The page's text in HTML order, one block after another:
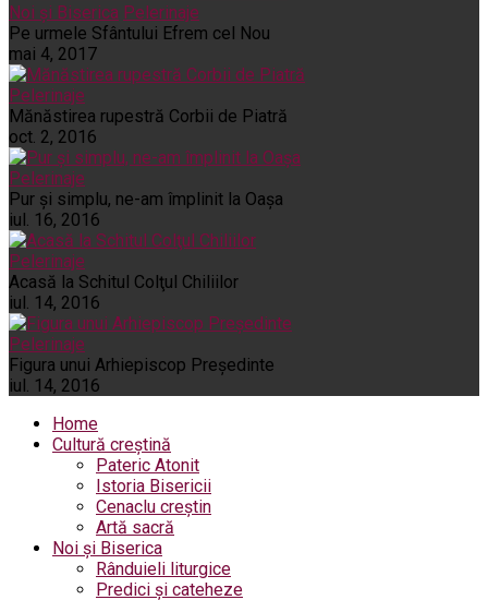
Noi și Biserica Pelerinaje
Pe urmele Sfântului Efrem cel Nou
mai 4, 2017
Pelerinaje
Mănăstirea rupestră Corbii de Piatră
oct. 2, 2016
Pelerinaje
Pur şi simplu, ne-am împlinit la Oaşa
iul. 16, 2016
Pelerinaje
Acasă la Schitul Colţul Chiliilor
iul. 14, 2016
Pelerinaje
Figura unui Arhiepiscop Preşedinte
iul. 14, 2016
Home
Cultură creștină
Pateric Atonit
Istoria Bisericii
Cenaclu creștin
Artă sacră
Noi și Biserica
Rânduieli liturgice
Predici și cateheze